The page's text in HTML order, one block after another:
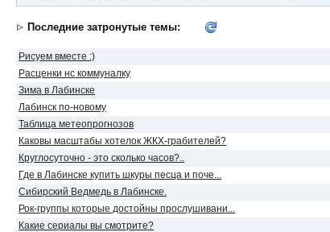
Последние затронутые темы:
Рисуем вместе :)
Расценки нс коммуналку
Зима в Лабинске
Лабинск по-новому
Таблица метеопрогнозов
Каковы масштабы хотелок ЖКХ-грабителей?
Круглосуточно - это сколько часов?..
Где в Лабинске купить шкуры песца и поче...
Сибирский Ведмедь в Лабинске.
Рок-группы которые достойны прослушивани...
Какие сериалы вы смотрите?